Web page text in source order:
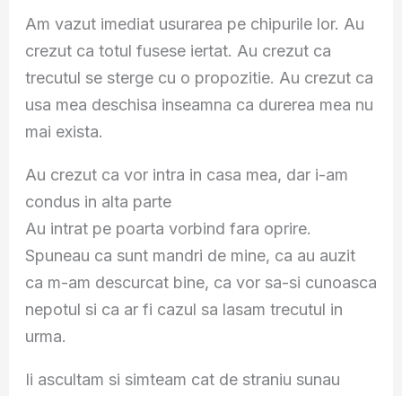
Am vazut imediat usurarea pe chipurile lor. Au
crezut ca totul fusese iertat. Au crezut ca
trecutul se sterge cu o propozitie. Au crezut ca
usa mea deschisa inseamna ca durerea mea nu
mai exista.
Au crezut ca vor intra in casa mea, dar i-am
condus in alta parte
Au intrat pe poarta vorbind fara oprire.
Spuneau ca sunt mandri de mine, ca au auzit
ca m-am descurcat bine, ca vor sa-si cunoasca
nepotul si ca ar fi cazul sa lasam trecutul in
urma.
Ii ascultam si simteam cat de straniu sunau